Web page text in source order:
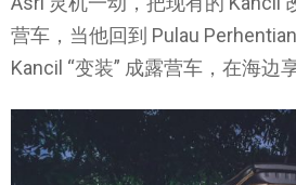
营车，当他回到 Pulau
Kancil “变装” 成露营车，在海边